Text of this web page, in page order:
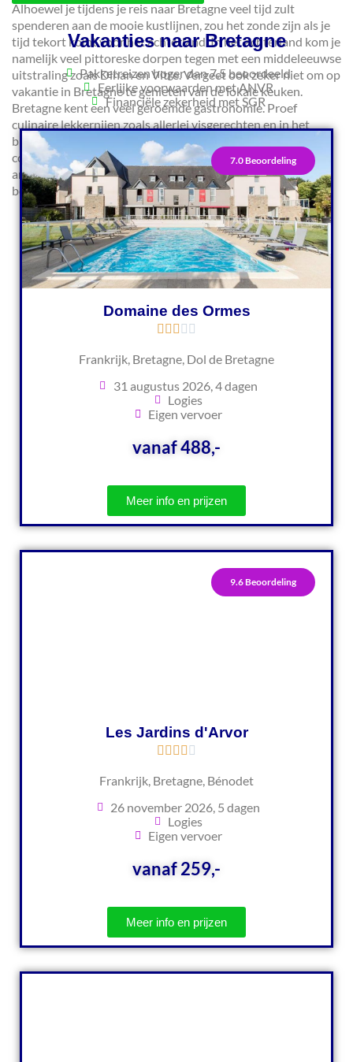
Alhoewel je tijdens je reis naar Bretagne veel tijd zult
spenderen aan de mooie kustlijnen, zou het zonde zijn als je
tijd tekort komt voor het achterland. In het achterland kom je
namelijk veel pittoreske dorpen tegen met een middeleeuwse
uitstraling zoals Dinan en Vitre. Vergeet ook zeker niet om op
vakantie in Bretagne te genieten van de lokale keuken.
Bretagne kent een veel geroemde gastronomie. Proef
culinaire lekkernijen zoals allerlei visgerechten en in het
bijzonder de crêpes. Een rondreis naar Bretagne is goed te
combineren met de streek Normandië. Je kunt hier onder
andere de sprookjesachtige vesting Mont Saint Michel
bezoeken. Ga je mee op reis naar Bretagne?
Vakanties naar Bretagne
Pakketreizen hoger dan 7,5 beoordeeld
Eerlijke voorwaarden met ANVR
Financiële zekerheid met SGR
7.0 Beoordeling
Domaine des Ormes
Frankrijk, Bretagne, Dol de Bretagne
31 augustus 2026, 4 dagen
Logies
Eigen vervoer
vanaf 488,-
Meer info en prijzen
9.6 Beoordeling
Les Jardins d'Arvor
Frankrijk, Bretagne, Bénodet
26 november 2026, 5 dagen
Logies
Eigen vervoer
vanaf 259,-
Meer info en prijzen